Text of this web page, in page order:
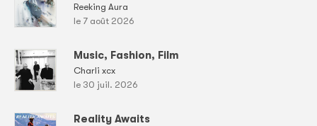
Reeking Aura
le 7 août 2026
Music, Fashion, Film
Charli xcx
le 30 juil. 2026
Reality Awaits